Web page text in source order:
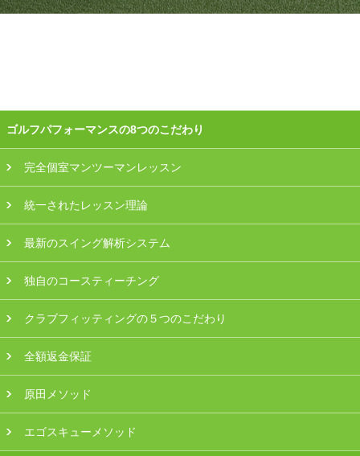
シングルを目指したい（中・上級者）
プラン・料金
店舗一覧
東京
関東（神奈川・埼玉・千葉）
中部（静岡・愛知）
関西（大阪・兵庫・滋賀）
受講生の声
ゴルフパフォーマンスの8つのこだわり
完全個室マンツーマンレッスン
統一されたレッスン理論
最新のスイング解析システム
独自のコースティーチング
クラブフィッティングの５つのこだわり
全額返金保証
原田メソッド
エゴスキューメソッド